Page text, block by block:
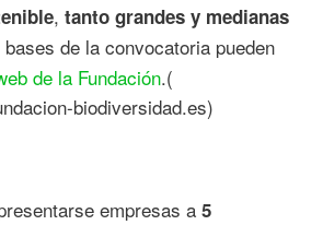
, tanto grandes y medianas
bases de la convocatoria pueden
de la Fundación.(
biodiversidad.es)
empresas a 5